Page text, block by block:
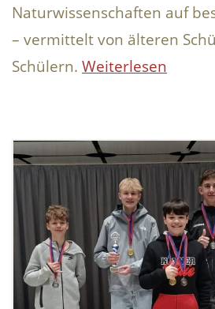
Naturwissenschaften auf
– vermittelt von älteren
Schülern. Weiterlesen